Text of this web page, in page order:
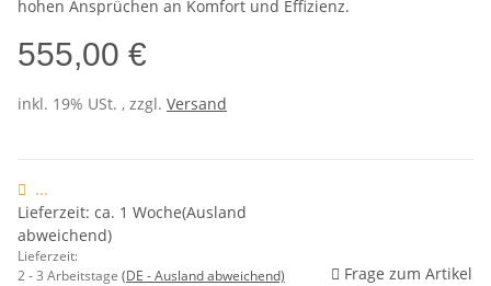
hohen Ansprüchen an Komfort und Effizienz.
555,00 €
inkl. 19% USt. , zzgl. Versand
...
Lieferzeit: ca. 1 Woche(Ausland
abweichend)
Lieferzeit:
2 - 3 Arbeitstage (DE - Ausland abweichend) Frage zum Artikel